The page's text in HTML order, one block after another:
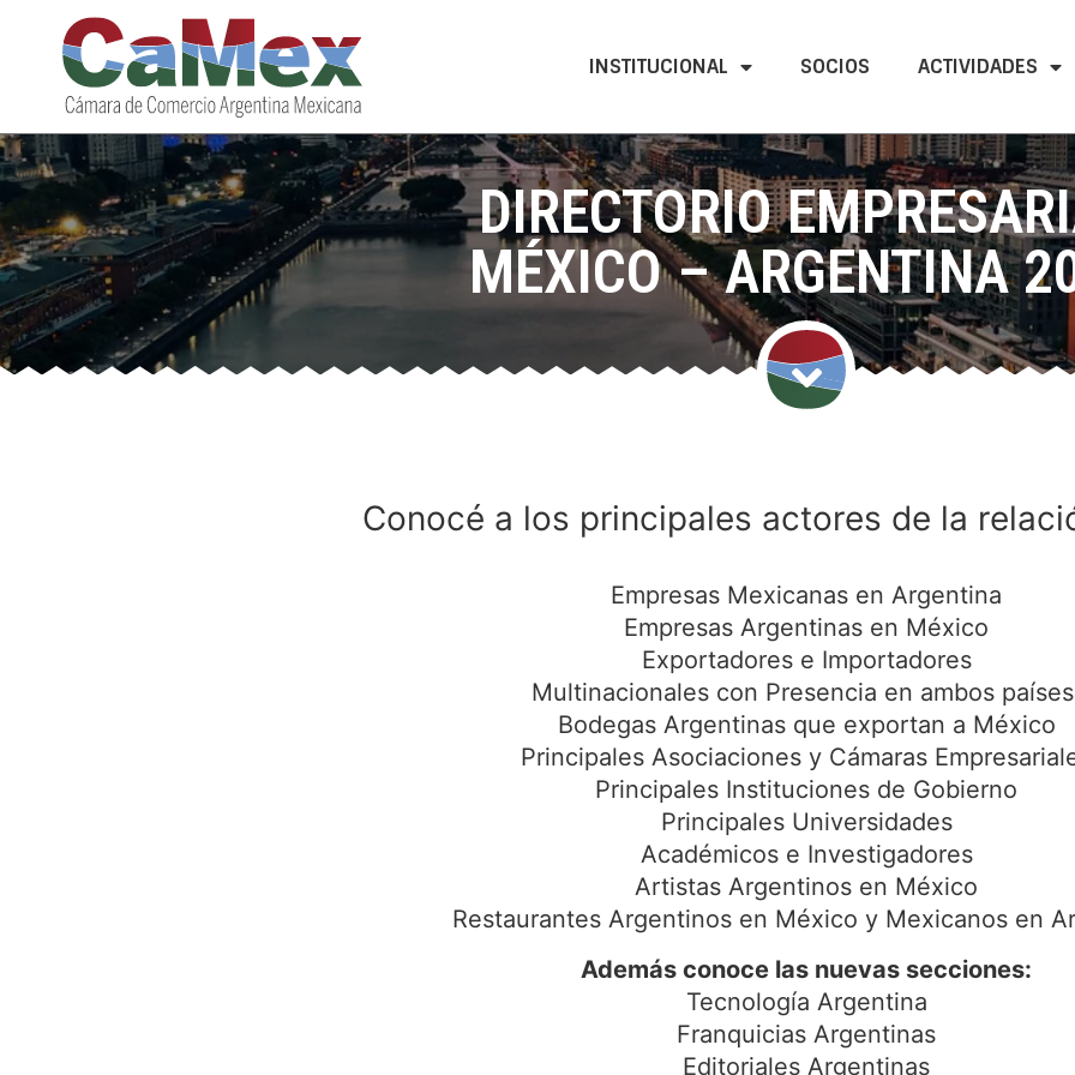
INSTITUCIONAL SOCIOS ACTIVIDADES
DIRECTORIO
MÉXICO – ARGENTINA
Conocé a los principales actores de la
Empresas Mexicanas en Argentina
Empresas Argentinas en México
Exportadores e Importadores
Multinacionales con Presencia en ambos
Bodegas Argentinas que exportan a México
Principales Asociaciones y Cámaras
Principales Instituciones de Gobierno
Principales Universidades
Académicos e Investigadores
Artistas Argentinos en México
Restaurantes Argentinos en México y Mexicanos en
Además conoce las nuevas secciones:
Tecnología Argentina
Franquicias Argentinas
Editoriales Argentinas